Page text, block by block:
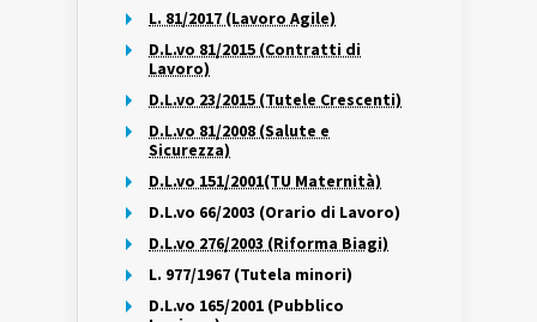
L. 81/2017 (Lavoro Agile)
D.L.vo 81/2015 (Contratti di
Lavoro)
D.L.vo 23/2015 (Tutele Crescenti)
D.L.vo 81/2008 (Salute e
Sicurezza)
D.L.vo 151/2001(TU Maternità)
D.L.vo 66/2003 (Orario di Lavoro)
D.L.vo 276/2003 (Riforma Biagi)
L. 977/1967 (Tutela minori)
D.L.vo 165/2001 (Pubblico